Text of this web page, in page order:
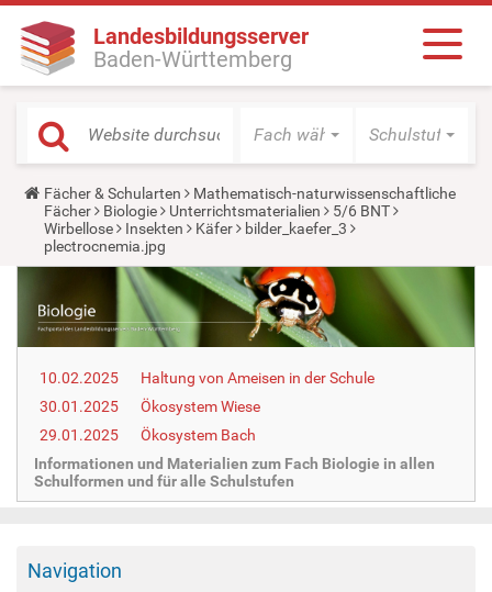
Landesbildungsserver
Baden-Württemberg
Fach wählen Schulstufe
Y
o
u
a
r
e
r
e
Fächer & Schularten
Mathematisch-naturwissenschaftliche
Fächer
Biologie Unterrichtsmaterialien
5/6 BNT
Wirbellose
Insekten Käfer
bilder_kaefer_3
plectrocnemia.jpg
10.02.2025
Haltung von Ameisen in der Schule
30.01.2025
Ökosystem Wiese
29.01.2025
Ökosystem Bach
Informationen und Materialien zum Fach Biologie in allen
Schulformen und für alle Schulstufen
Navigation